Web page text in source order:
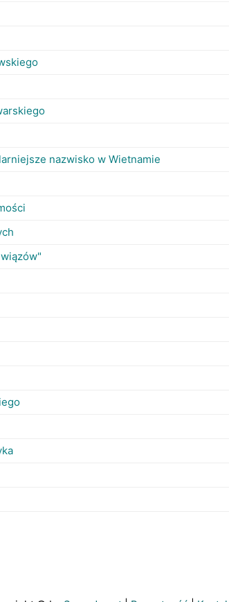
nazwisko w Wietnamie